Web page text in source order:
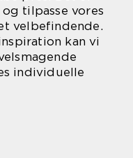
tilpasse vores
velbefindende.
kan vi
individuelle